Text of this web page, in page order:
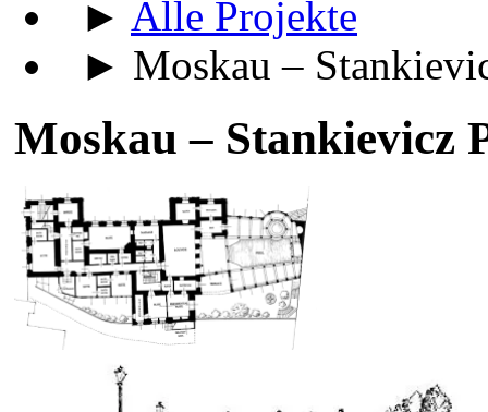
► Alle Projekte
► Moskau –
Moskau – Stankievicz
Grundriss Kellergeschoß